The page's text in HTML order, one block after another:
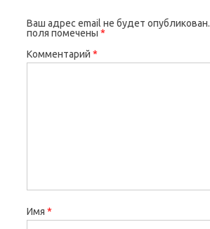
Ваш адрес email не будет опубликован.
поля помечены *
Комментарий *
Имя *